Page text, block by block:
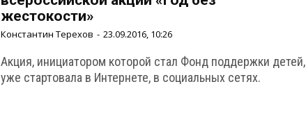
жестокости»
Константин Терехов - 23.09.2016, 10:26
Акция, инициатором которой стал Фонд поддержки детей,
уже стартовала в Интернете, в социальных сетях.